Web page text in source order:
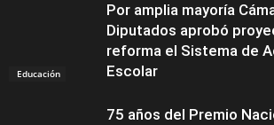
Educación
Por amplia mayoría
Diputados aprobó
reforma el Sistema de
Escolar
75 años del Premio